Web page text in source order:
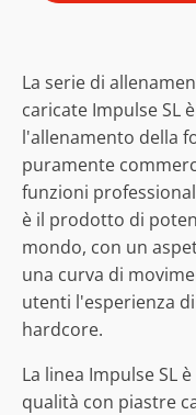
La serie di
caricate Impulse SL
l'allenamento della
puramente
funzioni
è il prodotto di
mondo, con un
una curva di
utenti l'esperienza
hardcore.
La linea Impulse SL
qualità con piastre